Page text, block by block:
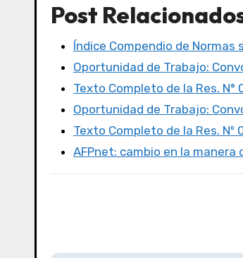
c
e
b
o
o
k
it
te
r
st
o
d
o
n
ail m
p
ar
tir
Post
Índice Compendio de Normas
Oportunidad de Trabajo:
Texto Completo de la Res.
Oportunidad de Trabajo:
Texto Completo de la Res. Nº
AFPnet: cambio en la manera